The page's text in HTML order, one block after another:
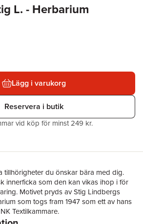
L. - Herbarium
Lägg i varukorg
Reservera i butik
vid köp för minst 249 kr.
tillhörigheter du önskar bära med dig.
innerficka som den kan vikas ihop i för
Motivet pryds av Stig Lindbergs
som togs fram 1947 som ett av hans
Textilkammare.